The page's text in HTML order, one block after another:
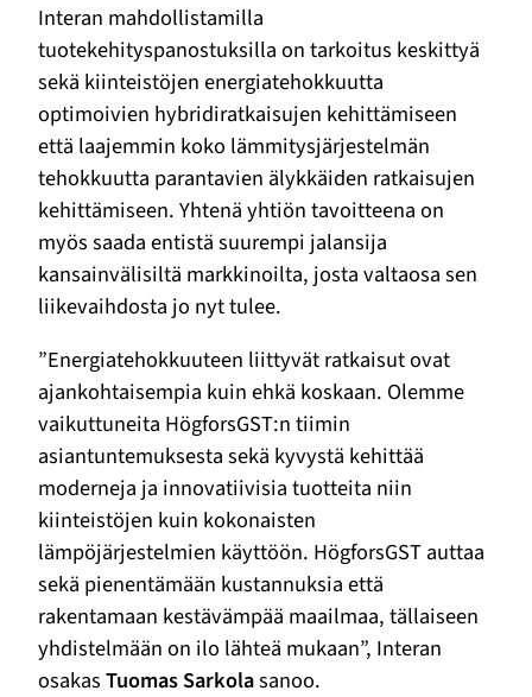
Interan mahdollistamilla
tuotekehityspanostuksilla on tarkoitus keskittyä
sekä kiinteistöjen energiatehokkuutta
optimoivien hybridiratkaisujen kehittämiseen
että laajemmin koko lämmitysjärjestelmän
tehokkuutta parantavien älykkäiden ratkaisujen
kehittämiseen. Yhtenä yhtiön tavoitteena on
myös saada entistä suurempi jalansija
kansainvälisiltä markkinoilta, josta valtaosa sen
liikevaihdosta jo nyt tulee.
”Energiatehokkuuteen liittyvät ratkaisut ovat
ajankohtaisempia kuin ehkä koskaan. Olemme
vaikuttuneita HögforsGST:n tiimin
asiantuntemuksesta sekä kyvystä kehittää
moderneja ja innovatiivisia tuotteita niin
kiinteistöjen kuin kokonaisten
lämpöjärjestelmien käyttöön. HögforsGST auttaa
sekä pienentämään kustannuksia että
rakentamaan kestävämpää maailmaa, tällaiseen
yhdistelmään on ilo lähteä mukaan”, Interan
osakasTuomasSarkolasanoo.